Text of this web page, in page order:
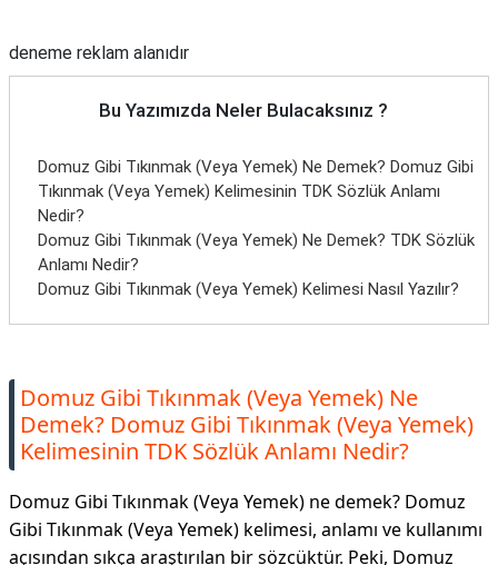
deneme reklam alanıdır
Bu Yazımızda Neler Bulacaksınız ?
Domuz Gibi Tıkınmak (Veya Yemek) Ne Demek? Domuz Gibi
Tıkınmak (Veya Yemek) Kelimesinin TDK Sözlük Anlamı
Nedir?
Domuz Gibi Tıkınmak (Veya Yemek) Ne Demek? TDK Sözlük
Anlamı Nedir?
Domuz Gibi Tıkınmak (Veya Yemek) Kelimesi Nasıl Yazılır?
Domuz Gibi Tıkınmak (Veya Yemek) Ne
Demek? Domuz Gibi Tıkınmak (Veya Yemek)
Kelimesinin TDK Sözlük Anlamı Nedir?
Domuz Gibi Tıkınmak (Veya Yemek) ne demek? Domuz
Gibi Tıkınmak (Veya Yemek) kelimesi, anlamı ve kullanımı
açısından sıkça araştırılan bir sözcüktür. Peki, Domuz